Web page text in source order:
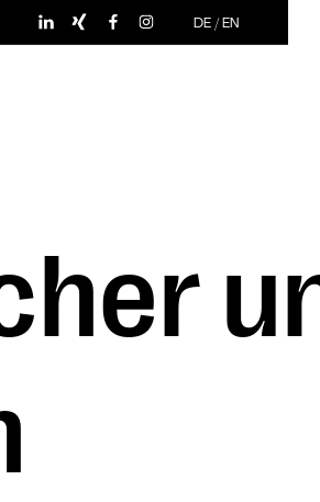
DE /EN